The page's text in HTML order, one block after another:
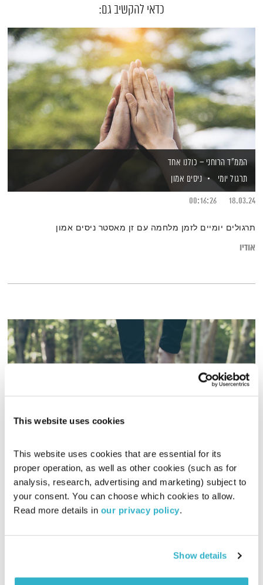
This website uses cookies
This website uses cookies that are essential for its
proper operation, as well as other cookies (such as for
analysis, research, advertising and marketing) subject to
your consent. You can choose which cookies to allow.
Read more details in our privacy policy.
Show details
כדאי להקשיב גם:
הממ"ד הרוחני – כולנו אחד
תרגול יומי
ניסים אמון
18.03.24
00:16:26
תרגולים יומיים לזמן מלחמה עם זן מאסטר ניסים אמון
אודיו
שיחות טרנספורמטיביות – 20.6.16
שיחות טרנספורמטיביות
אסי זיגדוןונטאלי בן דוד
20.06.16
00:57:49
אודיו